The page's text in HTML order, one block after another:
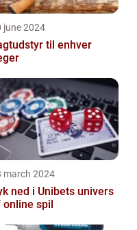
june 2024
til enhver
march 2024
ned i Unibets univers
online spil